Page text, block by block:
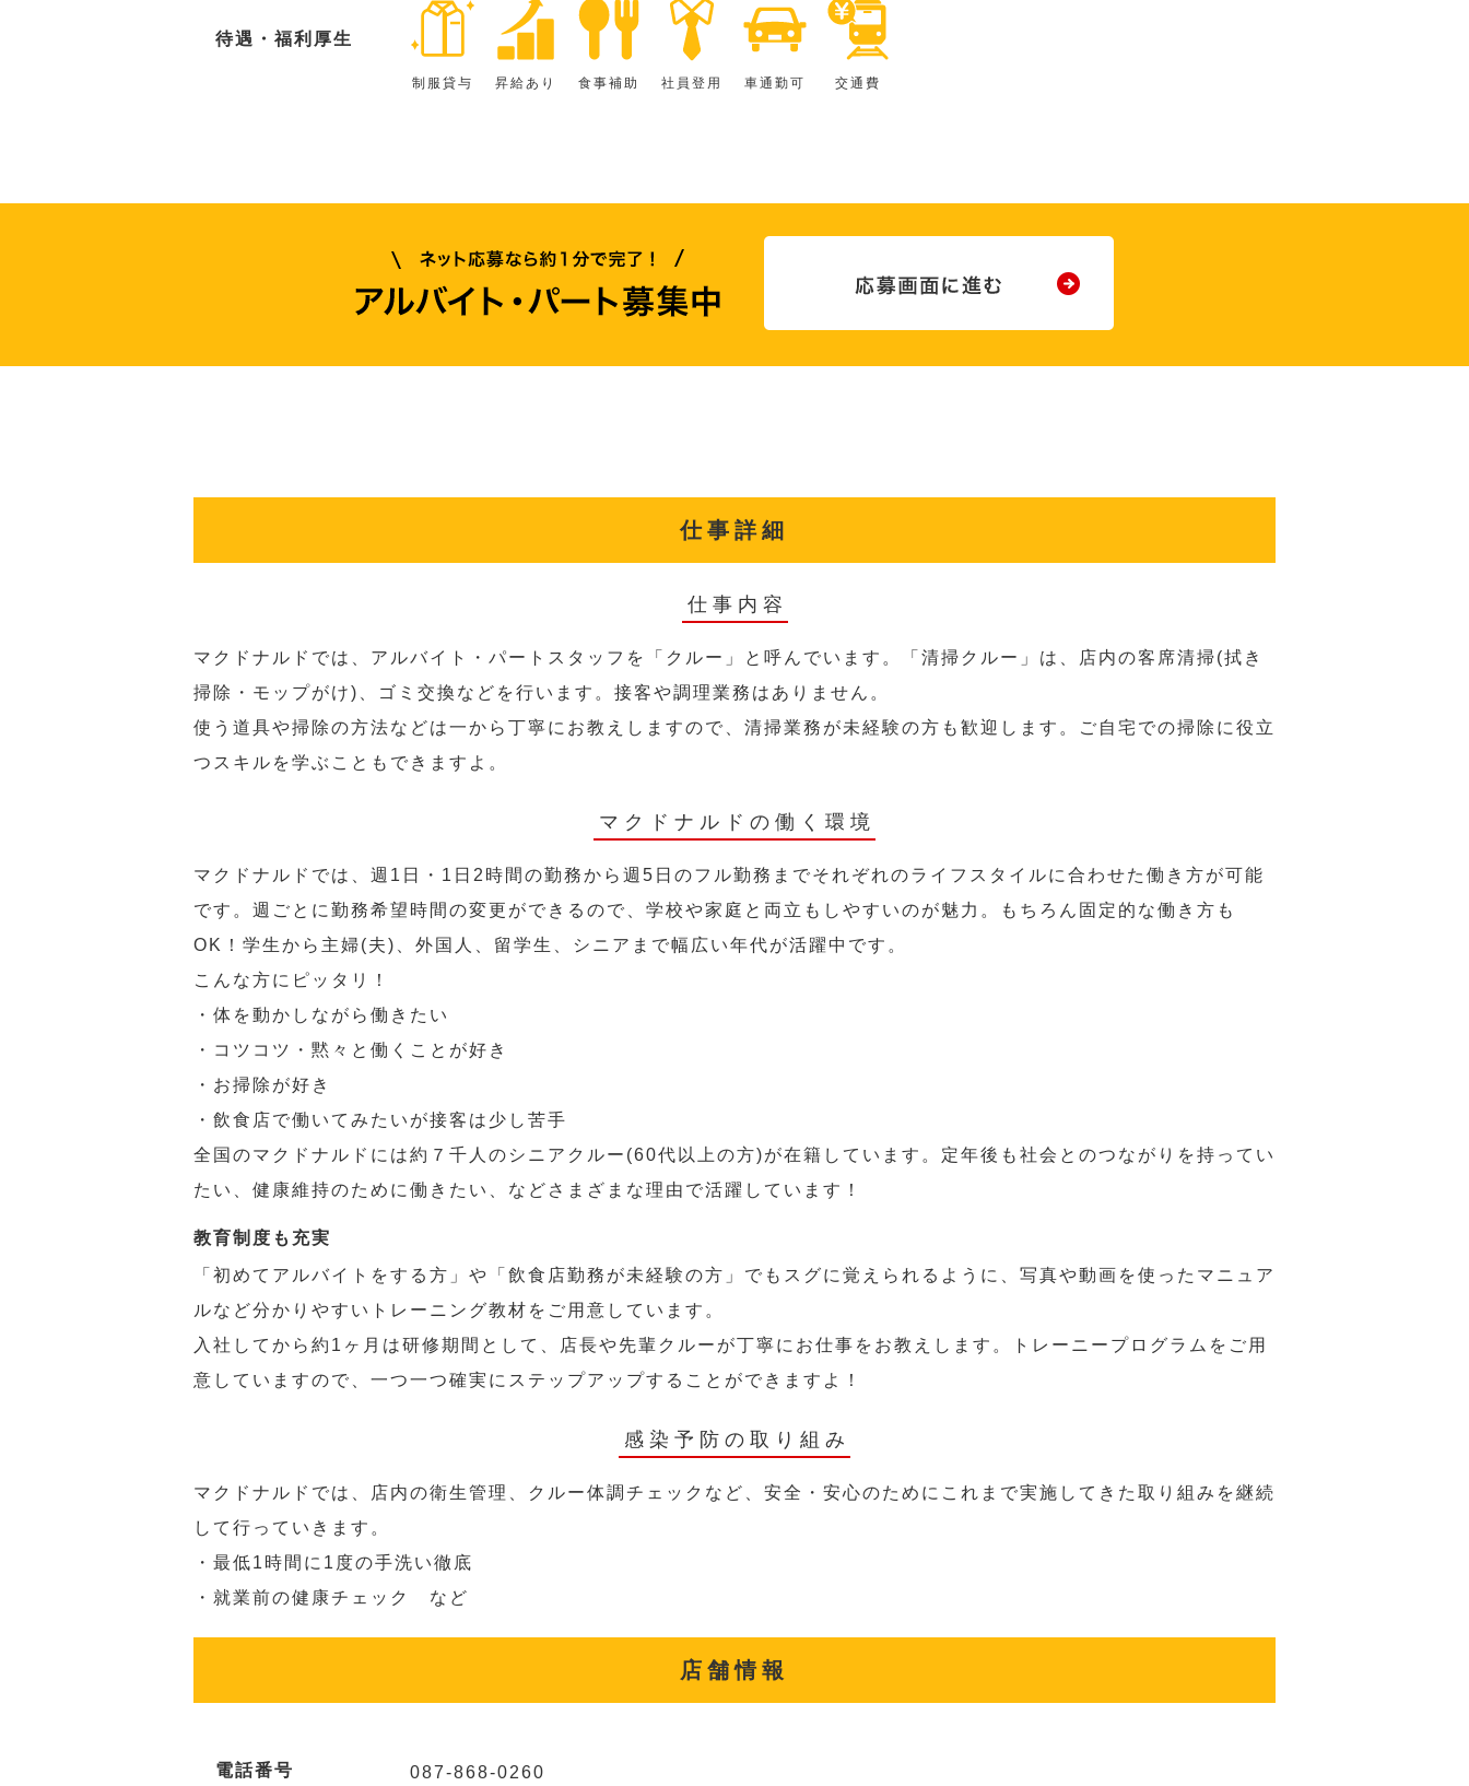
待遇・福利厚生
制服貸与 昇給あり 食事補助 社員登用 車通勤可 交通費
仕事詳細
仕事内容
マクドナルドでは、アルバイト・パートスタッフを「クルー」と呼んでいます。「清掃クルー」は、店内の客席清掃(拭き
掃除・モップがけ)、ゴミ交換などを行います。接客や調理業務はありません。
使う道具や掃除の方法などは一から丁寧にお教えしますので、清掃業務が未経験の方も歓迎します。ご自宅での掃除に役立
つスキルを学ぶこともできますよ。
マクドナルドの働く環境
マクドナルドでは、週1日・1日2時間の勤務から週5日のフル勤務までそれぞれのライフスタイルに合わせた働き方が可能
です。週ごとに勤務希望時間の変更ができるので、学校や家庭と両立もしやすいのが魅力。もちろん固定的な働き方も
OK！学生から主婦(夫)、外国人、留学生、シニアまで幅広い年代が活躍中です。
こんな方にピッタリ！
・体を動かしながら働きたい
・コツコツ・黙々と働くことが好き
・お掃除が好き
・飲食店で働いてみたいが接客は少し苦手
全国のマクドナルドには約７千人のシニアクルー(60代以上の方)が在籍しています。定年後も社会とのつながりを持ってい
たい、健康維持のために働きたい、などさまざまな理由で活躍しています！
教育制度も充実
「初めてアルバイトをする方」や「飲食店勤務が未経験の方」でもスグに覚えられるように、写真や動画を使ったマニュア
ルなど分かりやすいトレーニング教材をご用意しています。
入社してから約1ヶ月は研修期間として、店長や先輩クルーが丁寧にお仕事をお教えします。トレーニープログラムをご用
意していますので、一つ一つ確実にステップアップすることができますよ！
感染予防の取り組み
マクドナルドでは、店内の衛生管理、クルー体調チェックなど、安全・安心のためにこれまで実施してきた取り組みを継続
して行っていきます。
・最低1時間に1度の手洗い徹底
・就業前の健康チェック など
店舗情報
電話番号 087-868-0260